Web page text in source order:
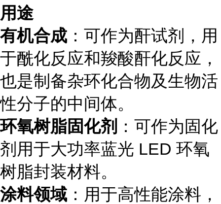
用途
有机合成 ：可作为酐试剂，用
于酰化反应和羧酸酐化反应，
也是制备杂环化合物及生物活
性分子的中间体。
环氧树脂固化剂 ：可作为固化
剂用于大功率蓝光 LED 环氧
树脂封装材料。
涂料领域 ：用于高性能涂料，